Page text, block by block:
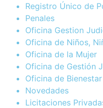
Registro Único de
Penales
Oficina Gestion
Oficina de Niños,
Oficina de la Mujer
Oficina de Gestión
Oficina de
Novedades
Licitaciones